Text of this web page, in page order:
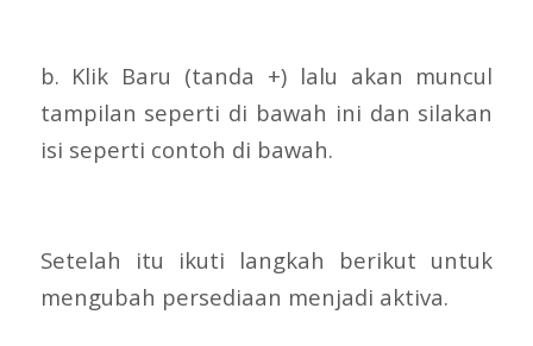
b. Klik Baru (tanda +) lalu akan muncul
tampilan seperti di bawah ini dan silakan
isi seperti contoh di bawah.
Setelah itu ikuti langkah berikut untuk
mengubah persediaan menjadi aktiva.